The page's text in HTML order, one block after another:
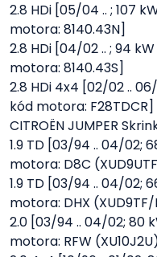
2.8 HDi [05/04 .. ; 107
motora: 8140.43N]
2.8 HDi [04/02 .. ; 94
motora: 8140.43S]
2.8 HDi 4x4 [02/02 ..
kód motora: F28TDCR]
CITROËN JUMPER
1.9 TD [03/94 .. 04/02;
motora: D8C
1.9 TD [03/94 .. 04/02;
motora: DHX
2.0 [03/94 .. 04/02; 80
motora: RFW